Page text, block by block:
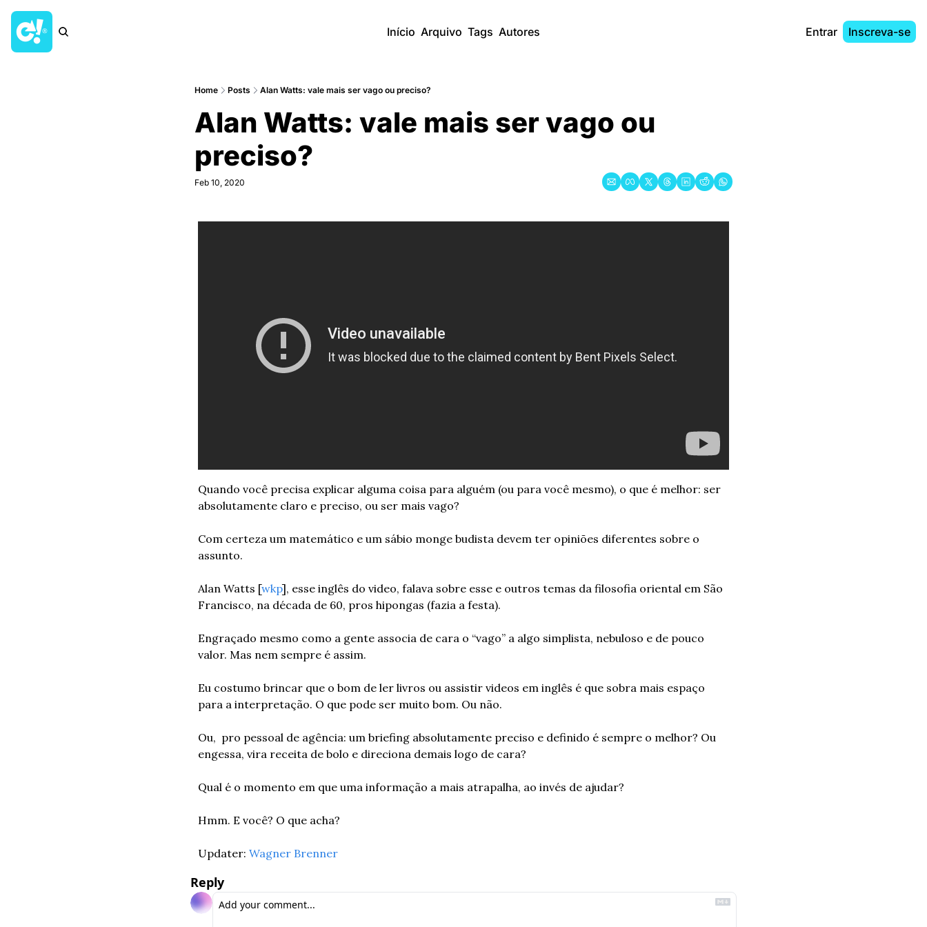
Início Arquivo Tags Autores Entrar Inscreva-se
Home Posts Alan Watts: vale mais ser vago ou preciso?
Alan Watts: vale mais ser vago ou
preciso?
Feb 10, 2020
Quando você precisa explicar alguma coisa para alguém (ou para você mesmo), o que é melhor: ser
absolutamente claro e preciso, ou ser mais vago?
Com certeza um matemático e um sábio monge budista devem ter opiniões diferentes sobre o
assunto.
Alan Watts [wkp], esse inglês do video, falava sobre esse e outros temas da filosofia oriental em São
Francisco, na década de 60, pros hipongas (fazia a festa).
Engraçado mesmo como a gente associa de cara o “vago” a algo simplista, nebuloso e de pouco
valor. Mas nem sempre é assim.
Eu costumo brincar que o bom de ler livros ou assistir videos em inglês é que sobra mais espaço
para a interpretação. O que pode ser muito bom. Ou não.
Ou,  pro pessoal de agência: um briefing absolutamente preciso e definido é sempre o melhor? Ou
engessa, vira receita de bolo e direciona demais logo de cara?
Qual é o momento em que uma informação a mais atrapalha, ao invés de ajudar?
Hmm. E você? O que acha?
Updater: Wagner Brenner
Reply